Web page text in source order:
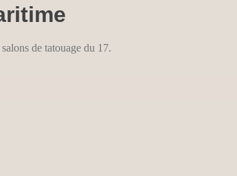
salons de tatouage du 17.